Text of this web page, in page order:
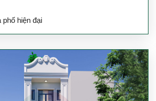
phố hiện đại